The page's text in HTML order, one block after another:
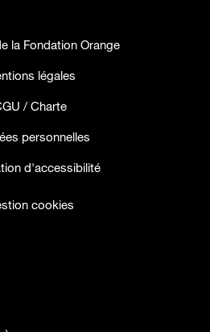
la Fondation Orange
légales
/ Charte
personnelles
d'accessibilité
cookies